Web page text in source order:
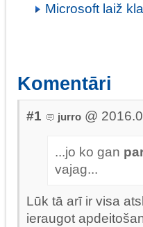
Microsoft laiž
Komentāri
#1 jurro @
...jo ko gan
vajag...
Lūk tā arī ir visa
ieraugot